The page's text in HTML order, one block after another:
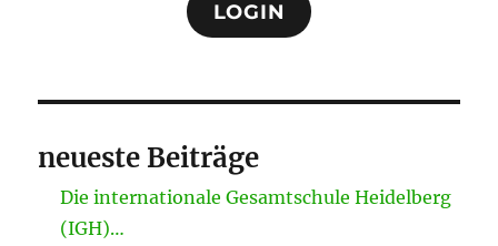
LOGIN
neueste Beiträge
Die internationale Gesamtschule Heidelberg
(IGH)…